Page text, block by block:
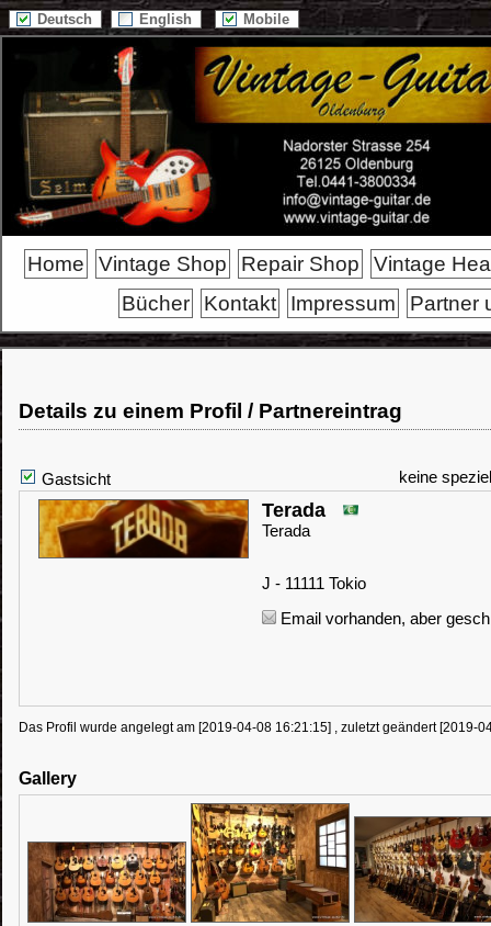
Deutsch English Mobile
Home Vintage Shop Repair Shop
Vintage
Bücher
Kontakt Impressum Partner
Details zu einem Profil / Partnereintrag
Gastsicht keine
Terada
Terada
J - 11111 Tokio
Email vorhanden, aber
Das Profil wurde angelegt am [2019-04-08 16:21:15] , zuletzt geändert [2019-
Gallery